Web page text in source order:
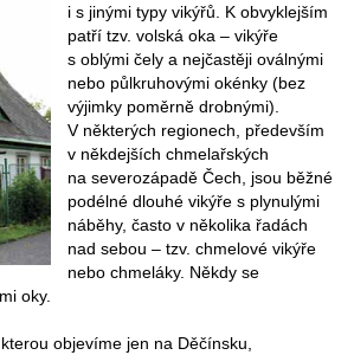
i s jinými typy vikýřů. K obvyklejším
patří tzv. volská oka – vikýře
s oblými čely a nejčastěji oválnými
nebo půlkruhovými okénky (bez
výjimky poměrně drobnými).
V některých regionech, především
v někdejších chmelařských
na severozápadě Čech, jsou běžné
podélné dlouhé vikýře s plynulými
náběhy, často v několika řadách
nad sebou – tzv. chmelové vikýře
nebo chmeláky. Někdy se
oky.
objevíme jen na Děčínsku,